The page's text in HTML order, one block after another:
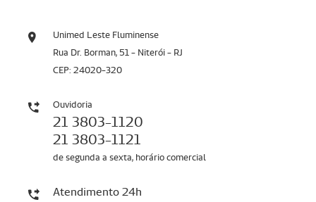
Unimed Leste Fluminense
Rua Dr. Borman, 51 - Niterói - RJ
CEP: 24020-320
Ouvidoria
21 3803-1120
21 3803-1121
de segunda a sexta, horário comercial
Atendimento 24h